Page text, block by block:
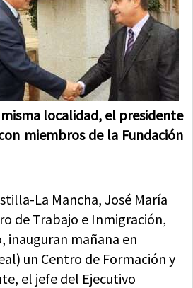
localidad, el presidente
miembros de la Fundación
La Mancha, José María
de Trabajo e Inmigración,
inauguran mañana en
un Centro de Formación y
el jefe del Ejecutivo